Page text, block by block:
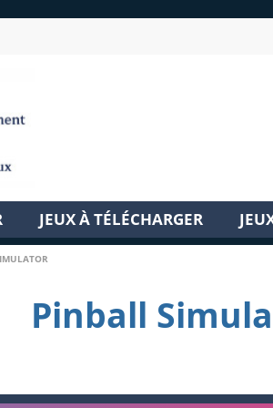
JEUX À TÉLÉCHARGER
Pinball